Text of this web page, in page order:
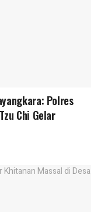
Polres
Chi Gelar